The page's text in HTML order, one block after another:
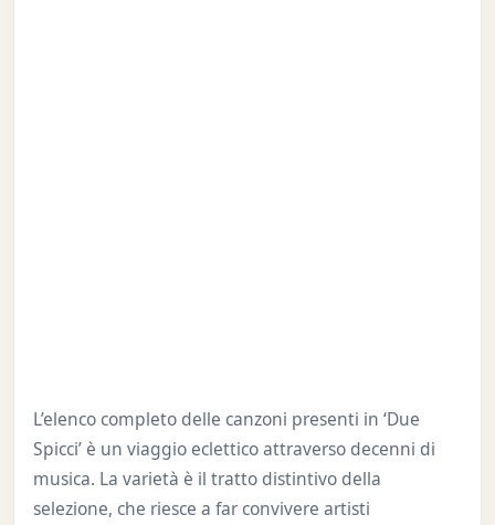
L’elenco completo delle canzoni presenti in ‘Due
Spicci’ è un viaggio eclettico attraverso decenni di
musica. La varietà è il tratto distintivo della
selezione, che riesce a far convivere artisti